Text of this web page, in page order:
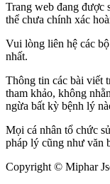
Trang web đang được
thể chưa chính xác
Vui lòng liên hệ các
nhất.
Thông tin các bài viết
tham khảo, không
ngừa bất kỳ bệnh lý
Mọi cá nhân tổ chức
pháp lý cũng như văn
Copyright © Miphar